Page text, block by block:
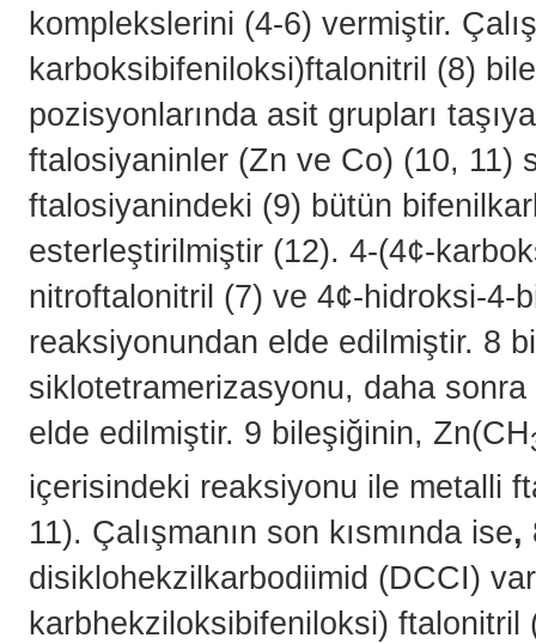
komplekslerini (4-6) vermiştir.
karboksibifeniloksi)ftalonitril (8)
pozisyonlarında asit grupları
ftalosiyaninler (Zn ve Co) (10, 11)
ftalosiyanindeki (9) bütün
esterleştirilmiştir (12). 4-(4¢-
nitroftalonitril (7) ve 4¢-hidroksi-4-
reaksiyonundan elde edilmiştir. 8
siklotetramerizasyonu, daha
elde edilmiştir. 9 bileşiğinin, Zn(CH
içerisindeki reaksiyonu ile metalli
11). Çalışmanın son kısmında ise,
disiklohekzilkarbodiimid (DCCI)
karbhekziloksibifeniloksi) ftalonitril